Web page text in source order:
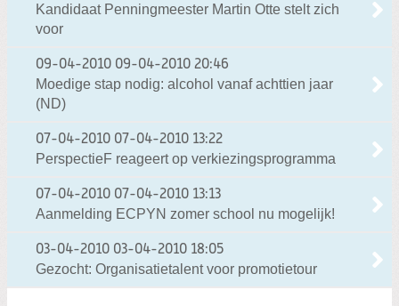
Kandidaat Penningmeester Martin Otte stelt zich
voor
09-04-2010 09-04-2010 20:46
Moedige stap nodig: alcohol vanaf achttien jaar
(ND)
07-04-2010 07-04-2010 13:22
PerspectieF reageert op verkiezingsprogramma
07-04-2010 07-04-2010 13:13
Aanmelding ECPYN zomer school nu mogelijk!
03-04-2010 03-04-2010 18:05
Gezocht: Organisatietalent voor promotietour